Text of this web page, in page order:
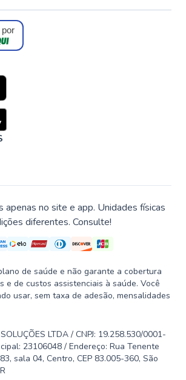
apenas no site e app. Unidades físicas
diferentes. Consulte!
de saúde e não garante a cobertura
e de custos assistenciais à saúde. Você
usar, sem taxa de adesão, mensalidades
LTDA / CNPJ: 19.258.530/0001-
23106048 / Endereço: Rua Tenente
sala 04, Centro, CEP 83.005-360, São